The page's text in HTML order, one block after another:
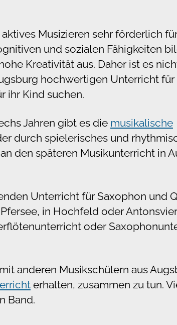
Musizieren sehr förderlich
und sozialen Fähigkeiten
Kreativität aus. Daher ist es
hochwertigen Unterricht für
ihr Kind suchen.
Jahren gibt es die musikalische
durch spielerisches und
den späteren Musikunterricht in
Unterricht für Saxophon und
in Hochfeld oder
oder
anderen Musikschülern aus
erhalten, zusammen zu tun.
Band.